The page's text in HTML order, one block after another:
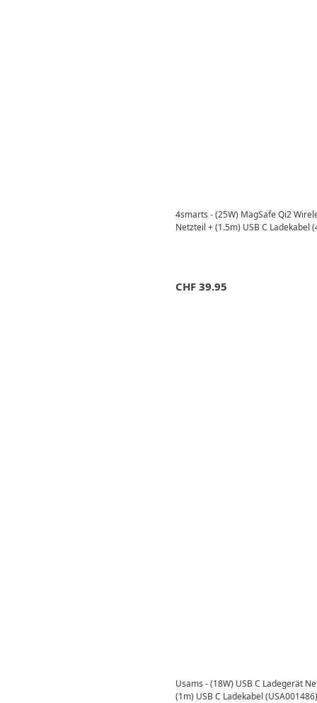
4smarts - (25W) MagSafe Qi2
Netzteil + (1.5m) USB C Ladekabel
CHF 39.95
Usams - (18W) USB C Ladegerät
(1m) USB C Ladekabel